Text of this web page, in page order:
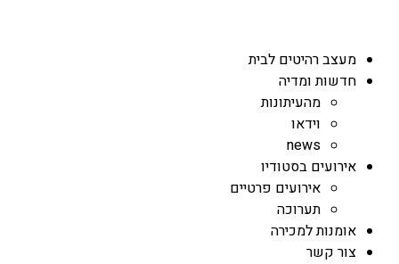
מעצב רהיטים לבית
חדשות ומדיה
מהעיתונות
וידאו
news
אירועים בסטודיו
אירועים פרטיים
תערוכה
אומנות למכירה
צור קשר